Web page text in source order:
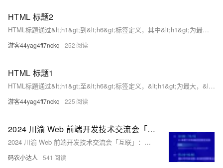
HTML 标题2
HTML标题通过&lt;h1&gt;到&lt;h6&gt;标签定义，其中&lt;h1&gt;为最大标题，&lt;h6&gt;为最小标题。&lt;hr&gt;标签用于创建水平线，分隔页面内容。注释通过&lt;!-- --&gt;添加，提高代码可读性，浏览器不显示。
游客44yag4ft7nckq 252
HTML 标题1
HTML标题通过&lt;h1&gt;至&lt;h6&gt;标签定义，&lt;h1&gt;为最大，&lt;h6&gt;为最小。浏览器自动在标题前后添加空行。标题对网页结构和搜索引擎优化至关重要，应按重要性顺序使用，以帮助用户快速浏览页面内容。
游客44yag4ft7nckq 225
2024 川渝 Web 前端开发技术交流会「互联」：等你来报名！
2024 川渝 Web 前端开发技术交流会「互联」：等你来报名！
码农小达人 541